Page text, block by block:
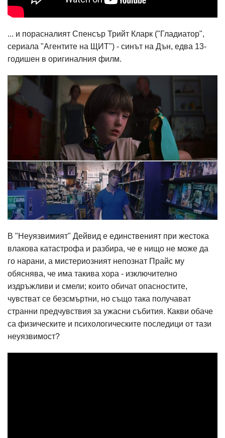
... и порасналият Спенсър Трийт Кларк ("Гладиатор",
сериала "Агентите на ЩИТ") - синът на Дън, едва 13-
годишен в оригиналния филм.
В "Неуязвимият" Дейвид е единственият при жестока
влакова катастрофа и разбира, че е нищо не може да
го нарани, а мистериозният непознат Прайс му
обяснява, че има такива хора - изключително
издръжливи и смели; които обичат опасностите,
чувстват се безсмъртни, но също така получават
странни предчувствия за ужасни събития. Какви обаче
са физическите и психологическите последици от тази
неуязвимост?